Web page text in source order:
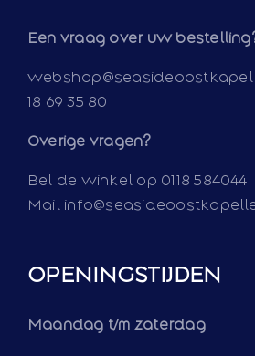
Een vraag over uw
18 69 35 80
Overige vragen?
Bel de winkel op 0118 584044
Mail
OPENINGSTIJDEN
Maandag t/m zaterdag